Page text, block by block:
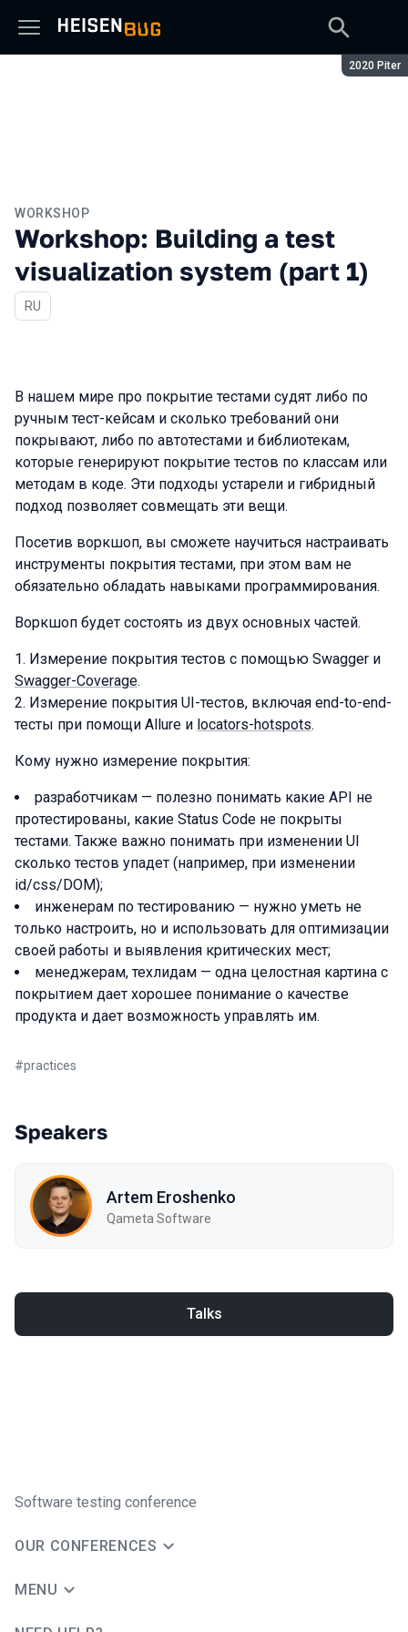
Season:
2020 Piter
WORKSHOP
Workshop: Building a test
visualization system (part 1)
In Russian
RU
В нашем мире про покрытие тестами судят либо по
ручным тест-кейсам и сколько требований они
покрывают, либо по автотестами и библиотекам,
которые генерируют покрытие тестов по классам или
методам в коде. Эти подходы устарели и гибридный
подход позволяет совмещать эти вещи.
Посетив воркшоп, вы сможете научиться настраивать
инструменты покрытия тестами, при этом вам не
обязательно обладать навыками программирования.
Воркшоп будет состоять из двух основных частей.
Измерение покрытия тестов с помощью Swagger и
Swagger-Coverage.
Измерение покрытия UI-тестов, включая end-to-end-
тесты при помощи Allure и locators-hotspots.
Кому нужно измерение покрытия:
разработчикам — полезно понимать какие API не
протестированы, какие Status Code не покрыты
тестами. Также важно понимать при изменении UI
сколько тестов упадет (например, при изменении
id/css/DOM);
инженерам по тестированию — нужно уметь не
только настроить, но и использовать для оптимизации
своей работы и выявления критических мест;
менеджерам, техлидам — одна целостная картина с
покрытием дает хорошее понимание о качестве
продукта и дает возможность управлять им.
#practices
Speakers
Artem Eroshenko
Qameta Software
Talks
Software testing conference
OUR CONFERENCES
MENU